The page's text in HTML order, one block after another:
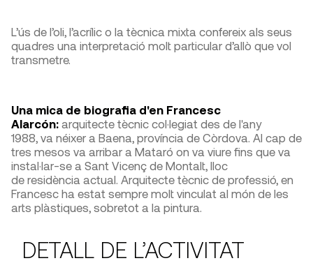
L’ús de l’oli, l’acrílic o la tècnica mixta confereix als seus
quadres una interpretació molt particular d’allò que vol
transmetre.
Una mica de biografia d'en Francesc
Alarcón: arquitecte tècnic col·legiat des de l'any
1988, va néixer a Baena, província de Còrdova. Al cap de
tres mesos va arribar a Mataró on va viure fins que va
instal·lar-se a Sant Vicenç de Montalt, lloc
de residència actual. Arquitecte tècnic de professió, en
Francesc ha estat sempre molt vinculat al món de les
arts plàstiques, sobretot a la pintura.
DETALL DE L’ACTIVITAT